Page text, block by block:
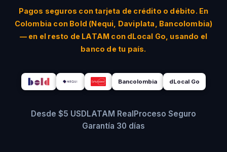
Pagos seguros con tarjeta de crédito o débito. En
Colombia con Bold (Nequi, Daviplata, Bancolombia)
— en el resto de LATAM con dLocal Go, usando el
banco de tu país.
Bancolombia dLocal Go
Desde $5 USDLATAM RealProceso Seguro
Garantía 30 días